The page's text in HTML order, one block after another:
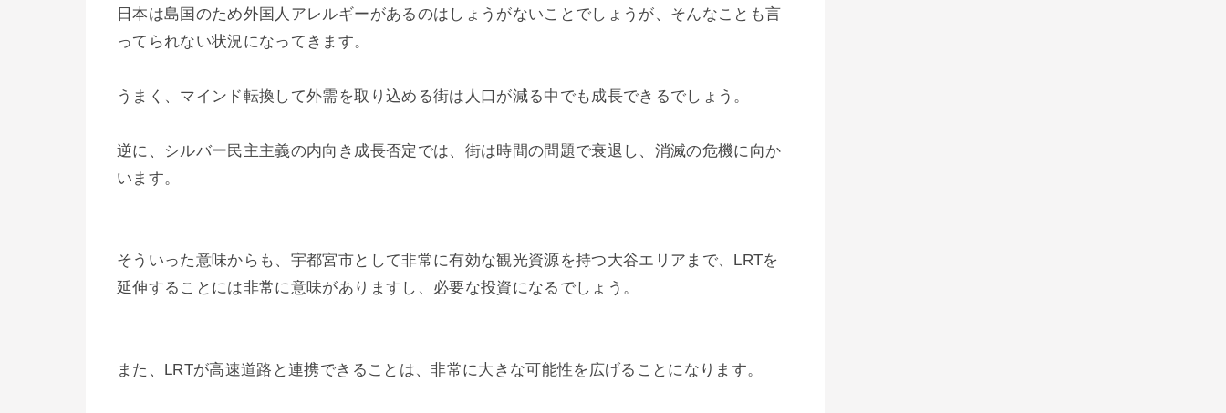
日本は島国のため外国人アレルギーがあるのはしょうがないことでしょうが、そんなことも言
ってられない状況になってきます。
うまく、マインド転換して外需を取り込める街は人口が減る中でも成長できるでしょう。
逆に、シルバー民主主義の内向き成長否定では、街は時間の問題で衰退し、消滅の危機に向か
います。
そういった意味からも、宇都宮市として非常に有効な観光資源を持つ大谷エリアまで、LRTを
延伸することには非常に意味がありますし、必要な投資になるでしょう。
また、LRTが高速道路と連携できることは、非常に大きな可能性を広げることになります。